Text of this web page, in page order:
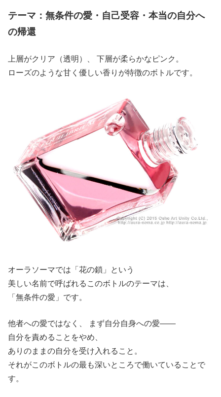
テーマ：無条件の愛・自己受容・本当の自分へ
の帰還
上層がクリア（透明）、 下層が柔らかなピンク。
ローズのような甘く優しい香りが特徴のボトルです。
オーラソーマでは「花の鎖」という
美しい名前で呼ばれるこのボトルのテーマは、
「無条件の愛」です。
他者への愛ではなく、 まず自分自身への愛——
自分を責めることをやめ、
ありのままの自分を受け入れること。
それがこのボトルの最も深いところで働いていることで
す。